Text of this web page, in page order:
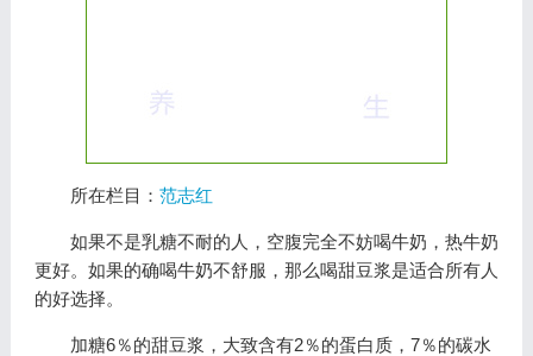
所在栏目： 范志红
如果不是乳糖不耐的人，空腹完全不妨喝牛奶，热牛奶
更好。如果的确喝牛奶不舒服，那么喝甜豆浆是适合所有人
的好选择。
加糖6％的甜豆浆，大致含有2％的蛋白质，7％的碳水